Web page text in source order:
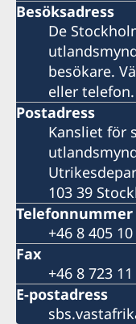
Besöksadress
De
besökare.
eller telefon.
Postadress
Kansliet för
103 39
Telefonnummer
+46 8 405
Fax
+46 8 723
E-postadress